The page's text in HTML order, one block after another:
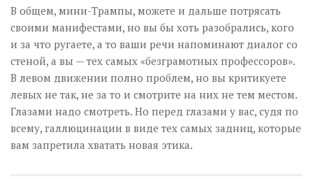
В общем, мини-Трампы, можете и дальше потрясать
своими манифестами, но вы бы хоть разобрались, кого
и за что ругаете, а то ваши речи напоминают диалог со
стеной, а вы — тех самых «безграмотных профессоров».
В левом движении полно проблем, но вы критикуете
левых не так, не за то и смотрите на них не тем местом.
Глазами надо смотреть. Но перед глазами у вас, судя по
всему, галлюцинации в виде тех самых задниц, которые
вам запретила хватать новая этика.